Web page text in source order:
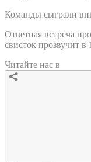
Команды сыграли
Ответная встреча
свисток прозвучит в
Читайте нас в